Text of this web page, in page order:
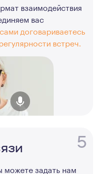
взаимодействия
вас
договариваетесь
встреч.
5
задать нам